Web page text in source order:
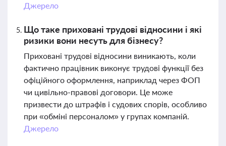
Джерело
Що таке приховані трудові відносини і які
ризики вони несуть для бізнесу?
Приховані трудові відносини виникають, коли
фактично працівник виконує трудові функції без
офіційного оформлення, наприклад через ФОП
чи цивільно-правові договори. Це може
призвести до штрафів і судових спорів, особливо
при «обміні персоналом» у групах компаній.
Джерело